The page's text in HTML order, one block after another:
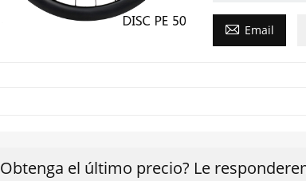
 Email
Obtenga el último precio? Le